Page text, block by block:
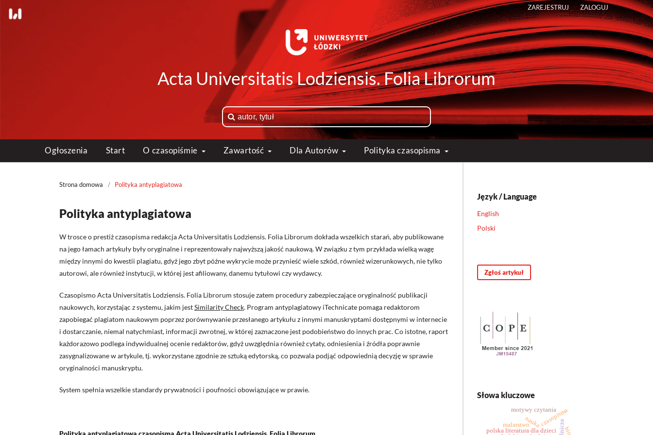
Acta Universitatis Lodziensis. Folia Librorum
Ogłoszenia Start O czasopiśmie Zawartość Dla Autorów Polityka czasopisma
ZAREJESTRUJ ZALOGUJ
Strona domowa / Polityka antyplagiatowa
Polityka antyplagiatowa
W trosce o prestiż czasopisma redakcja Acta Universitatis Lodziensis. Folia Librorum dokłada wszelkich starań, aby publikowane
na jego łamach artykuły były oryginalne i reprezentowały najwyższą jakość naukową. W związku z tym przykłada wielką wagę
między innymi do kwestii plagiatu, gdyż jego zbyt późne wykrycie może przynieść wiele szkód, również wizerunkowych, nie tylko
autorowi, ale również instytucji, w której jest afiliowany, danemu tytułowi czy wydawcy.
Czasopismo Acta Universitatis Lodziensis. Folia Librorum stosuje zatem procedury zabezpieczające oryginalność publikacji
naukowych, korzystając z systemu, jakim jestSimilarity Check. Program antyplagiatowy iTechnicate pomaga redaktorom
zapobiegać plagiatom naukowym poprzez porównywanie przesłanego artykułu z innymi manuskryptami dostępnymi w internecie
i dostarczanie, niemal natychmiast, informacji zwrotnej, w której zaznaczone jest podobieństwo do innych prac. Co istotne, raport
każdorazowo podlega indywidualnej ocenie redaktorów, gdyż uwzględnia również cytaty, odniesienia i źródła poprawnie
zasygnalizowane w artykule, tj. wykorzystane zgodnie ze sztuką edytorską, co pozwala podjąć odpowiednią decyzję w sprawie
oryginalności manuskryptu.
System spełnia wszelkie standardy prywatności i poufności obowiązujące w prawie.
Polityka antyplagiatowa czasopisma Acta Universitatis Lodziensis. Folia Librorum
Język / Language
English
Polski
Zgłoś artykuł
Słowa kluczowe
polska literatura dla dzieci
naukaczasopisma
motywy czytania
malarstwo